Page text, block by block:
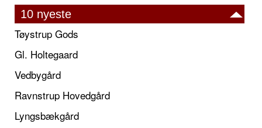
10 nyeste
Tøystrup Gods
Gl. Holtegaard
Vedbygård
Ravnstrup Hovedgård
Lyngsbækgård